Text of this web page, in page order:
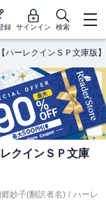
録 サインイン 検索
ハーレクインＳＰ文庫版】
クインＳＰ文庫
妙子(翻訳者名) / ハーレ